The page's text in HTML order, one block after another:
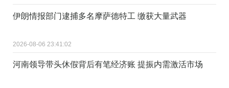
伊朗情报部门逮捕多名摩萨德特工 缴获大量武器
2026-08-06 23:41:02
河南领导带头休假背后有笔经济账 提振内需激活市场